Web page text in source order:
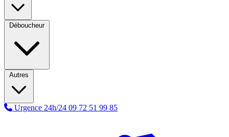
Déboucheur
Autres
Urgence 24h/24 09 72 51 99 85